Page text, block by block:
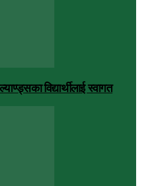
विद्यार्थीलाई स्वागत